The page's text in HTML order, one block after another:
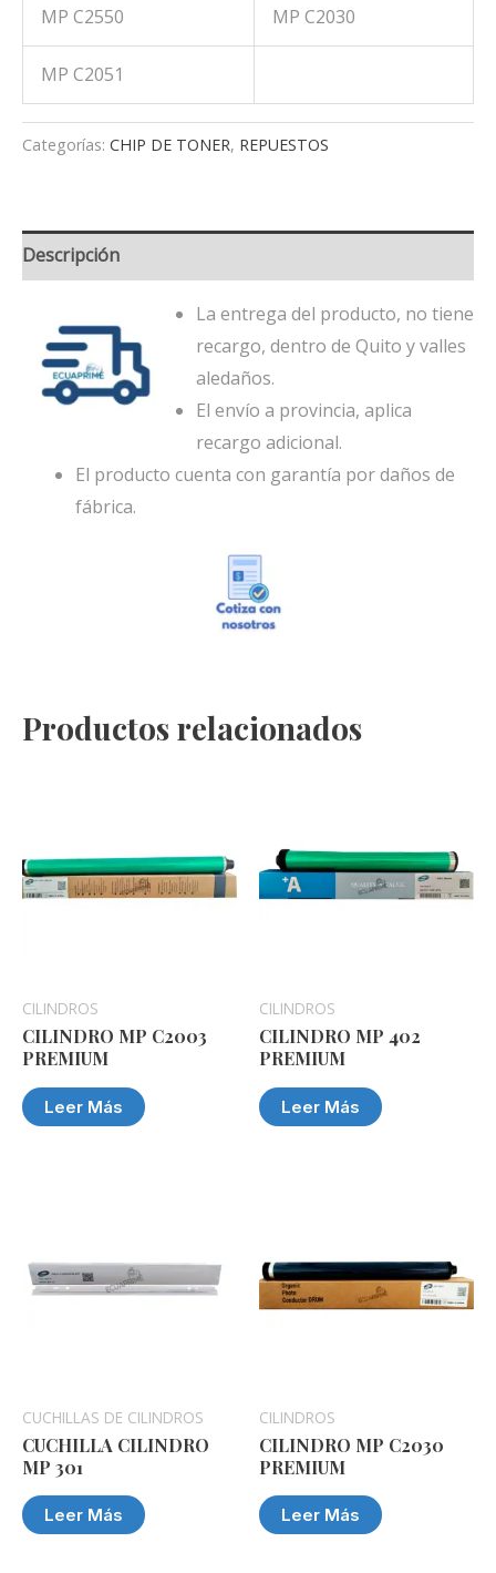
MP C2550 MP C2030
MP C2051
Categorías: CHIP DE TONER, REPUESTOS
Descripción
La entrega del producto, no tiene
recargo, dentro de Quito y valles
aledaños.
El envío a provincia, aplica
recargo adicional.
El producto cuenta con garantía por daños de
fábrica.
Productos relacionados
CILINDROS
CILINDRO MP C2003
PREMIUM
Leer Más
CILINDROS
CILINDRO MP 402
PREMIUM
Leer Más
CUCHILLAS DE CILINDROS
CUCHILLA CILINDRO
MP 301
Leer Más
CILINDROS
CILINDRO MP C2030
PREMIUM
Leer Más